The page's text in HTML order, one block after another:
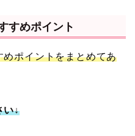
すめポイント
ポイントをまとめてあ
い↓